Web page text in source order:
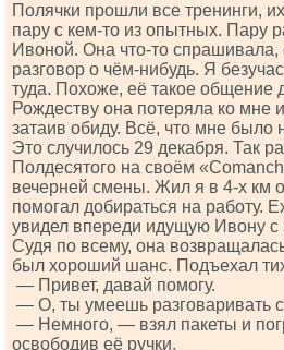
Полячки прошли все тренинги,
пару с кем-то из опытных. Пару
Ивоной. Она что-то спрашивала,
разговор о чём-нибудь. Я
туда. Похоже, её такое общение
Рождеству она потеряла ко мне
затаив обиду. Всё, что мне было
Это случилось 29 декабря. Так
Полдесятого на своём
вечерней смены. Жил я в 4-х км
помогал добираться на работу.
увидел впереди идущую Ивону с
Судя по всему, она
был хороший шанс. Подъехал
— Привет, давай помогу.
— О, ты умеешь разговаривать
— Немного, — взял пакеты и
освободив её ручки.